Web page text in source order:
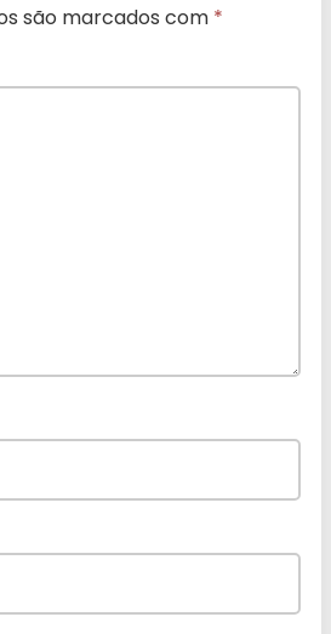
são marcados com *